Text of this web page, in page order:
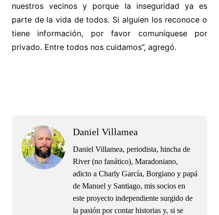
nuestros vecinos y porque la inseguridad ya es
parte de la vida de todos. Si alguien los reconoce o
tiene información, por favor comuníquese por
privado. Entre todos nos cuidamos”, agregó.
Daniel Villamea
Daniel Villamea, periodista, hincha de
River (no fanático), Maradoniano,
adicto a Charly García, Borgiano y papá
de Manuel y Santiago, mis socios en
este proyecto independiente surgido de
la pasión por contar historias y, si se